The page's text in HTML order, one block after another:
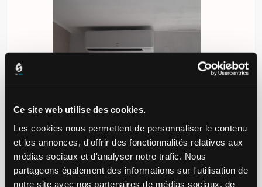
Ce site web utilise des cookies.
Les cookies nous permettent de personnaliser le contenu
et les annonces, d'offrir des fonctionnalités relatives aux
médias sociaux et d'analyser notre trafic. Nous
partageons également des informations sur l'utilisation de
notre site avec nos partenaires de médias sociaux, de
Elec'eaux 21 juin 2022
Electricité générale